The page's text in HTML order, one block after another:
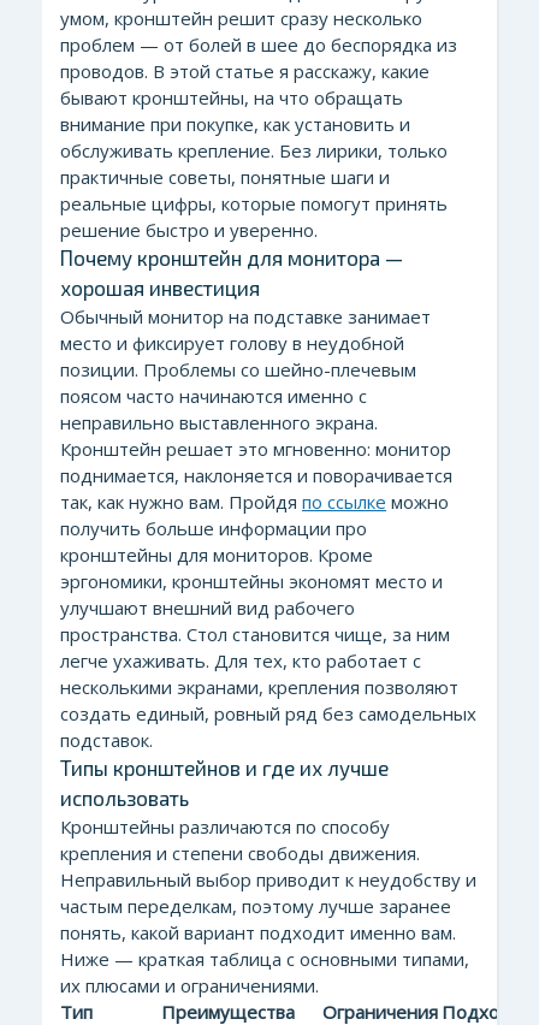
умом, кронштейн решит сразу несколько
проблем — от болей в шее до беспорядка из
проводов. В этой статье я расскажу, какие
бывают кронштейны, на что обращать
внимание при покупке, как установить и
обслуживать крепление. Без лирики, только
практичные советы, понятные шаги и
реальные цифры, которые помогут принять
решение быстро и уверенно.
Почему кронштейн для монитора —
хорошая инвестиция
Обычный монитор на подставке занимает
место и фиксирует голову в неудобной
позиции. Проблемы со шейно-плечевым
поясом часто начинаются именно с
неправильно выставленного экрана.
Кронштейн решает это мгновенно: монитор
поднимается, наклоняется и поворачивается
так, как нужно вам. Пройдя по ссылке можно
получить больше информации про
кронштейны для мониторов. Кроме
эргономики, кронштейны экономят место и
улучшают внешний вид рабочего
пространства. Стол становится чище, за ним
легче ухаживать. Для тех, кто работает с
несколькими экранами, крепления позволяют
создать единый, ровный ряд без самодельных
подставок.
Типы кронштейнов и где их лучше
использовать
Кронштейны различаются по способу
крепления и степени свободы движения.
Неправильный выбор приводит к неудобству и
частым переделкам, поэтому лучше заранее
понять, какой вариант подходит именно вам.
Ниже — краткая таблица с основными типами,
их плюсами и ограничениями.
Тип
Преимущества Ограничения Подходит